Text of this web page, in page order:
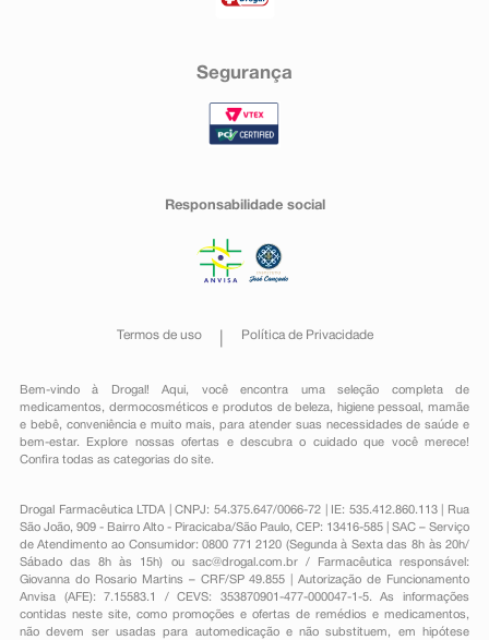
Segurança
Responsabilidade social
Termos de uso Política de Privacidade
Bem-vindo à Drogal! Aqui, você encontra uma seleção completa de
medicamentos , dermocosméticos e produtos de beleza, higiene pessoal ,mamãe
e bebê, conveniênciae muito mais, para atender suas necessidades de saúde e
bem-estar. Explore nossas ofertas e descubra o cuidado que você merece!
Confira todas as categorias do site.
Drogal Farmacêutica LTDA | CNPJ: 54.375.647/0066-72 | IE: 535.412.860.113 | Rua
São João, 909 - Bairro Alto - Piracicaba/São Paulo, CEP: 13416-585 | SAC – Serviço
de Atendimento ao Consumidor: 0800 771 2120 (Segunda à Sexta das 8h às 20h/
Sábado das 8h às 15h) ou sac@drogal.com.br/ Farmacêutica responsável:
Giovanna do Rosario Martins – CRF/SP 49.855 | Autorização de Funcionamento
Anvisa (AFE): 7.15583.1 / CEVS: 353870901-477-000047-1-5. As informações
contidas neste site, como promoções e ofertas de remédios e medicamentos,
não devem ser usadas para automedicação e não substituem, em hipótese